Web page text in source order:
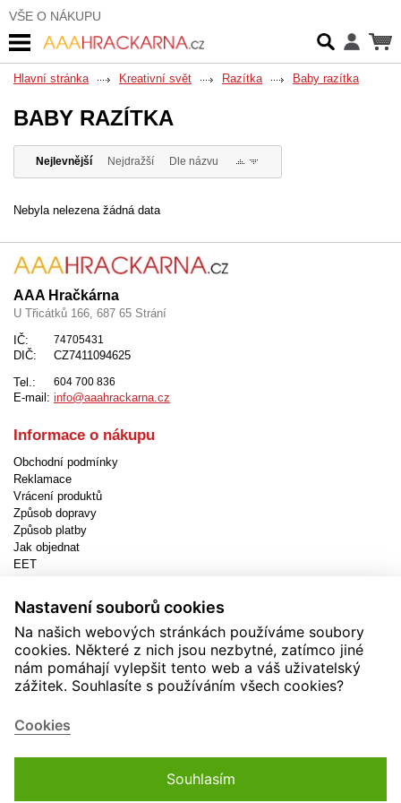
VŠE O NÁKUPU
Hlavní stránka Kreativní svět Razítka Baby razítka
BABY RAZÍTKA
Nejlevnější Nejdražší Dle názvu
Nebyla nelezena žádná data
AAA Hračkárna
U Třicátků 166, 687 65 Strání
IČ:
74705431
DIČ:
CZ7411094625
Tel.:
604 700 836
E-mail: info@aaahrackarna.cz
Informace o nákupu
Obchodní podmínky
Reklamace
Vrácení produktů
Způsob dopravy
Způsob platby
Jak objednat
EET
Užitečné informace
Novinky
Akční produkty
Kontakty
Zásady používání cookies
Nastavení souborů cookies
Na našich webových stránkách používáme soubory
cookies. Některé z nich jsou nezbytné, zatímco jiné
nám pomáhají vylepšit tento web a váš uživatelský
zážitek. Souhlasíte s používáním všech cookies?
Cookies
Souhlasím